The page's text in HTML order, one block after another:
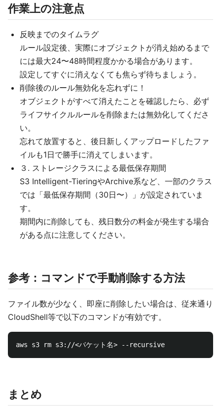
作業上の注意点
反映までのタイムラグ
ルール設定後、実際にオブジェクトが消え始めるまで
には最大24〜48時間程度かかる場合があります。
設定してすぐに消えなくても焦らず待ちましょう。
削除後のルール無効化を忘れずに！
オブジェクトがすべて消えたことを確認したら、必ず
ライフサイクルルールを削除または無効化してくださ
い。
忘れて放置すると、後日新しくアップロードしたファ
イルも1日で勝手に消えてしまいます。
３. ストレージクラスによる最低保存期間
S3 Intelligent-TieringやArchive系など、一部のクラス
では「最低保存期間（30日〜）」が設定されていま
す。
期間内に削除しても、残日数分の料金が発生する場合
がある点に注意してください。
参考：コマンドで手動削除する方法
ファイル数が少なく、即座に削除したい場合は、従来通り
CloudShell等で以下のコマンドが有効です。
まとめ